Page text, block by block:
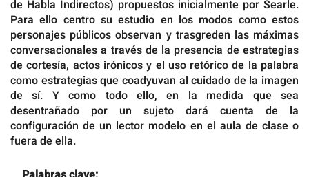
de Habla Indirectos) propuestos inicialmente por Searle.
Para ello centro su estudio en los modos como estos
personajes públicos observan y trasgreden las máximas
conversacionales a través de la presencia de estrategias
de cortesía, actos irónicos y el uso retórico de la palabra
como estrategias que coadyuvan al cuidado de la imagen
de sí. Y como todo ello, en la medida que sea
desentrañado por un sujeto dará cuenta de la
configuración de un lector modelo en el aula de clase o
fuera de ella.